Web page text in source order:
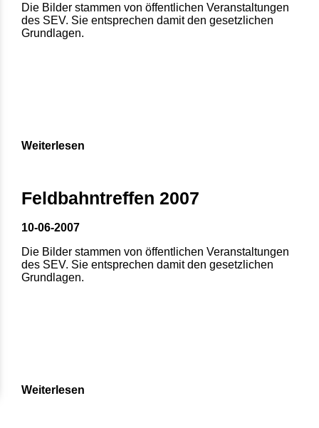
Die Bilder stammen von öffentlichen Veranstaltungen
des SEV. Sie entsprechen damit den gesetzlichen
Grundlagen.
Weiterlesen
Feldbahntreffen 2007
10-06-2007
Die Bilder stammen von öffentlichen Veranstaltungen
des SEV. Sie entsprechen damit den gesetzlichen
Grundlagen.
Weiterlesen